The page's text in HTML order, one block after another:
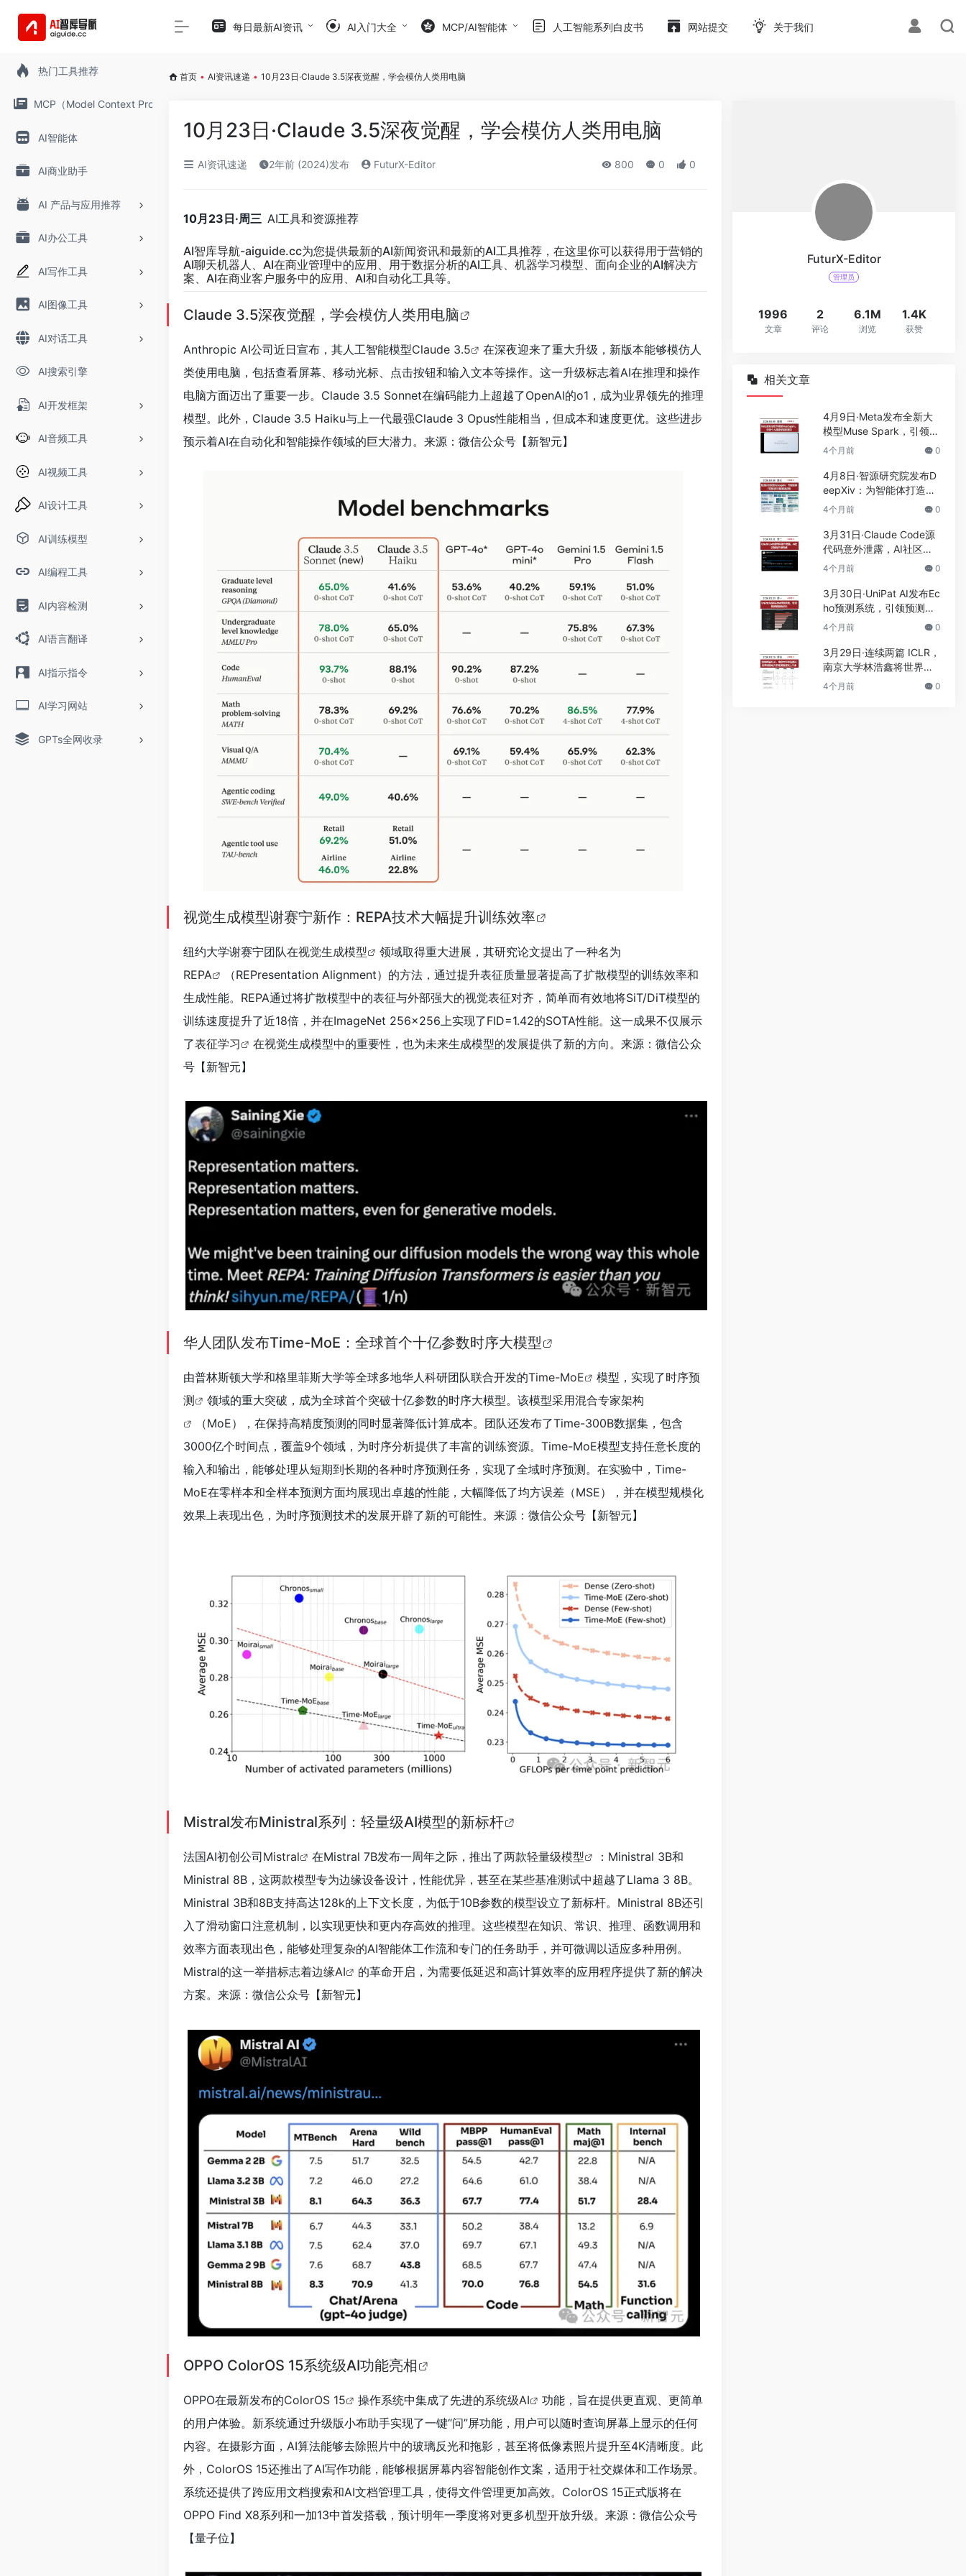
热门工具推荐
MCP（Model Context Protocol）
AI智能体
AI商业助手
AI 产品与应用推荐
AI办公工具
AI写作工具
AI图像工具
AI对话工具
AI搜索引擎
AI开发框架
AI音频工具
AI视频工具
AI设计工具
AI训练模型
AI编程工具
AI内容检测
AI语言翻译
AI指示指令
AI学习网站
GPTs全网收录
每日最新AI资讯 AI入门大全 MCP/AI智能体 人工智能系列白皮书 网站提交 关于我们
首页 • AI资讯速递 • 10月23日·Claude 3.5深夜觉醒，学会模仿人类用电脑
10月23日·Claude 3.5深夜觉醒，学会模仿人类用电脑
AI资讯速递 2年前 (2024)发布 FuturX-Editor 800 0 0
10月23日·周三 AI工具和资源推荐
AI智库导航-aiguide.cc为您提供最新的AI新闻资讯和最新的AI工具推荐，在这里你可以获得用于营销的
AI聊天机器人、AI在商业管理中的应用、用于数据分析的AI工具、机器学习模型、面向企业的AI解决方
案、AI在商业客户服务中的应用、AI和自动化工具等。
Claude 3.5深夜觉醒，学会模仿人类用电脑
Anthropic AI公司近日宣布，其人工智能模型Claude 3.5
在深夜迎来了重大升级，新版本能够模仿人
类使用电脑，包括查看屏幕、移动光标、点击按钮和输入文本等操作。这一升级标志着AI在推理和操作
电脑方面迈出了重要一步。Claude 3.5 Sonnet在编码能力上超越了OpenAI的o1，成为业界领先的推理
模型。此外，Claude 3.5 Haiku与上一代最强Claude 3 Opus性能相当，但成本和速度更优。这些进步
预示着AI在自动化和智能操作领域的巨大潜力。来源：微信公众号【新智元】
视觉生成模型谢赛宁新作：REPA技术大幅提升训练效率
纽约大学谢赛宁团队在视觉生成模型
领域取得重大进展，其研究论文提出了一种名为
REPA
（REPresentation Alignment）的方法，通过提升表征质量显著提高了扩散模型的训练效率和
生成性能。REPA通过将扩散模型中的表征与外部强大的视觉表征对齐，简单而有效地将SiT/DiT模型的
训练速度提升了近18倍，并在ImageNet 256×256上实现了FID=1.42的SOTA性能。这一成果不仅展示
了表征学习
在视觉生成模型中的重要性，也为未来生成模型的发展提供了新的方向。来源：微信公众
号【新智元】
华人团队发布Time-MoE：全球首个十亿参数时序大模型
由普林斯顿大学和格里菲斯大学等全球多地华人科研团队联合开发的Time-MoE 模型，实现了时序预
测
领域的重大突破，成为全球首个突破十亿参数的时序大模型。该模型采用混合专家架构
（MoE），在保持高精度预测的同时显著降低计算成本。团队还发布了Time-300B数据集，包含
3000亿个时间点，覆盖9个领域，为时序分析提供了丰富的训练资源。Time-MoE模型支持任意长度的
输入和输出，能够处理从短期到长期的各种时序预测任务，实现了全域时序预测。在实验中，Time-
MoE在零样本和全样本预测方面均展现出卓越的性能，大幅降低了均方误差（MSE），并在模型规模化
效果上表现出色，为时序预测技术的发展开辟了新的可能性。来源：微信公众号【新智元】
Mistral发布Ministral系列：轻量级AI模型的新标杆
法国AI初创公司Mistral 在Mistral 7B发布一周年之际，推出了两款轻量级模型
：Ministral 3B和
Ministral 8B，这两款模型专为边缘设备设计，性能优异，甚至在某些基准测试中超越了Llama 3 8B。
Ministral 3B和8B支持高达128k的上下文长度，为低于10B参数的模型设立了新标杆。Ministral 8B还引
入了滑动窗口注意机制，以实现更快和更内存高效的推理。这些模型在知识、常识、推理、函数调用和
效率方面表现出色，能够处理复杂的AI智能体工作流和专门的任务助手，并可微调以适应多种用例。
Mistral的这一举措标志着边缘AI
的革命开启，为需要低延迟和高计算效率的应用程序提供了新的解决
方案。来源：微信公众号【新智元】
OPPO ColorOS 15系统级AI功能亮相
OPPO在最新发布的ColorOS 15 操作系统中集成了先进的系统级AI
功能，旨在提供更直观、更简单
的用户体验。新系统通过升级版小布助手实现了一键“问”屏功能，用户可以随时查询屏幕上显示的任何
内容。在摄影方面，AI算法能够去除照片中的玻璃反光和拖影，甚至将低像素照片提升至4K清晰度。此
外，ColorOS 15还推出了AI写作功能，能够根据屏幕内容智能创作文案，适用于社交媒体和工作场景。
系统还提供了跨应用文档搜索和AI文档管理工具，使得文件管理更加高效。ColorOS 15正式版将在
OPPO Find X8系列和一加13中首发搭载，预计明年一季度将对更多机型开放升级。来源：微信公众号
【量子位】
FuturX-Editor
管理员
1996
文章
2
评论
6.1M
浏览
1.4K
获赞
相关文章
4月9日·Meta发布全新大
模型Muse Spark，引领个
人超级智能新潮流
4个月前 0
4月8日·智源研究院发布D
eepXiv：为智能体打造科
技文献基础设施
4个月前 0
3月31日·Claude Code源
代码意外泄露，AI社区掀
起开源热潮
4个月前 0
3月30日·UniPat AI发布Ec
ho预测系统，引领预测智
能新纪元
4个月前 0
3月29日·连续两篇 ICLR，
南京大学林浩鑫将世界模
型动力学推演推进到上千
4个月前 0